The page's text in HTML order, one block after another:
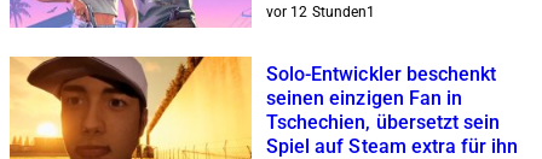
vor 12 Stunden1
Solo-Entwickler beschenkt
seinen einzigen Fan in
Tschechien, übersetzt sein
Spiel auf Steam extra für ihn